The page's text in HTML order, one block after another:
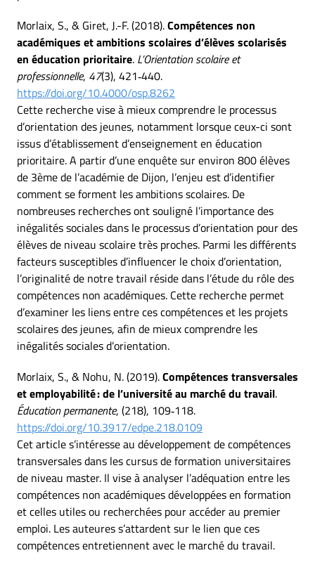
Morlaix, S., & Giret, J.-F. (2018).Compétences non
académiques et ambitions scolaires d’élèves scolarisés
en éducation prioritaire. L’Orientation scolaire et
professionnelle, 47(3), 421‑440.
https://doi.org/10.4000/osp.8262
Cette recherche vise à mieux comprendre le processus
d’orientation des jeunes, notamment lorsque ceux-ci sont
issus d’établissement d’enseignement en éducation
prioritaire. A partir d’une enquête sur environ 800 élèves
de 3ème de l’académie de Dijon, l’enjeu est d’identifier
comment se forment les ambitions scolaires. De
nombreuses recherches ont souligné l’importance des
inégalités sociales dans le processus d’orientation pour des
élèves de niveau scolaire très proches. Parmi les différents
facteurs susceptibles d’influencer le choix d’orientation,
l’originalité de notre travail réside dans l’étude du rôle des
compétences non académiques. Cette recherche permet
d’examiner les liens entre ces compétences et les projets
scolaires des jeunes, afin de mieux comprendre les
inégalités sociales d’orientation.
Morlaix, S., & Nohu, N. (2019).Compétences transversales
et employabilité : de l’université au marché du travail.
Éducation permanente, (218), 109‑118.
https://doi.org/10.3917/edpe.218.0109
Cet article s’intéresse au développement de compétences
transversales dans les cursus de formation universitaires
de niveau master. Il vise à analyser l’adéquation entre les
compétences non académiques développées en formation
et celles utiles ou recherchées pour accéder au premier
emploi. Les auteures s’attardent sur le lien que ces
compétences entretiennent avec le marché du travail.